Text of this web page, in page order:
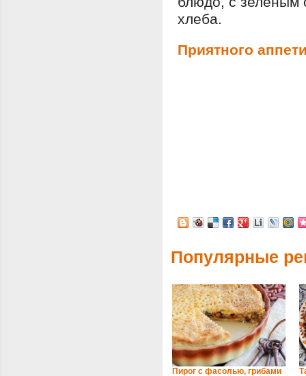
хлеба.
Приятного
Популярные
Пирог с фасолью, грибами